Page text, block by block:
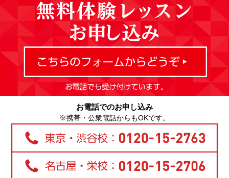
お電話でのお申し込み
※携帯・公衆電話からもOKです。